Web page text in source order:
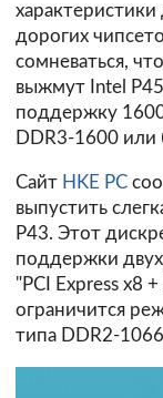
дорогих
сомневаться,
выжмут Intel
поддержку
DDR3-1600 или
Сайт HKE PC
выпустить
P43. Этот
поддержки двух
"PCI Express x8
ограничится
типа DDR2-